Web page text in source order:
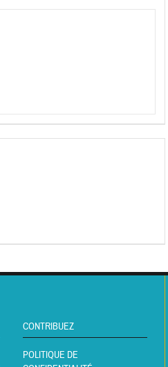
CONTRIBUEZ
POLITIQUE DE